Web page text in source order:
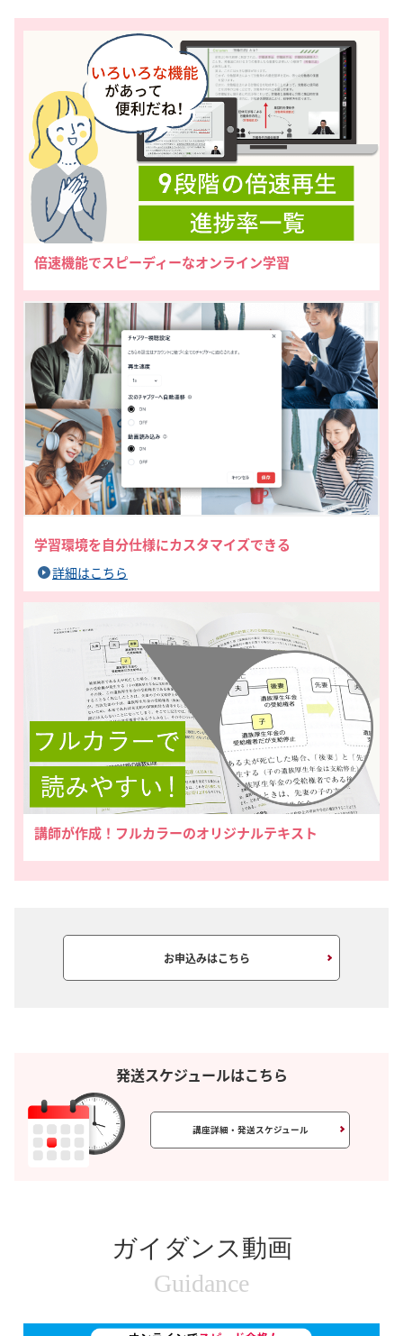
倍速機能でスピーディーなオンライン学習
学習環境を自分仕様にカスタマイズできる
詳細はこちら
講師が作成！フルカラーのオリジナルテキスト
お申込みはこちら
発送スケジュールはこちら
講座詳細・発送スケジュール
ガイダンス動画
Guidance